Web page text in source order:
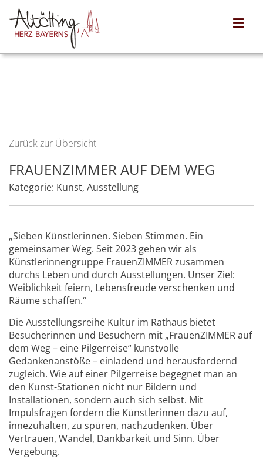
Zurück zur Übersicht
FRAUENZIMMER AUF DEM WEG
Kategorie: Kunst, Ausstellung
„Sieben Künstlerinnen. Sieben Stimmen. Ein
gemeinsamer Weg. Seit 2023 gehen wir als
Künstlerinnengruppe FrauenZIMMER zusammen
durchs Leben und durch Ausstellungen. Unser Ziel:
Weiblichkeit feiern, Lebensfreude verschenken und
Räume schaffen.“
Die Ausstellungsreihe Kultur im Rathaus bietet
Besucherinnen und Besuchern mit „FrauenZIMMER auf
dem Weg – eine Pilgerreise“ kunstvolle
Gedankenanstöße – einladend und herausfordernd
zugleich. Wie auf einer Pilgerreise begegnet man an
den Kunst-Stationen nicht nur Bildern und
Installationen, sondern auch sich selbst. Mit
Impulsfragen fordern die Künstlerinnen dazu auf,
innezuhalten, zu spüren, nachzudenken. Über
Vertrauen, Wandel, Dankbarkeit und Sinn. Über
Vergebung.